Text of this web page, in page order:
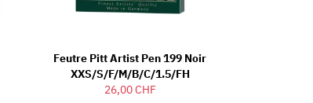
Feutre Pitt Artist Pen 199 Noir
XXS/S/F/M/B/C/1.5/FH
26,00 CHF